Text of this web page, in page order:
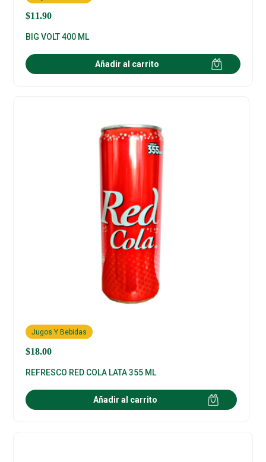
$11.90
BIG VOLT 400 ML
Añadir al carrito
$18.00
Jugos Y Bebidas
REFRESCO RED COLA LATA 355 ML
Añadir al carrito